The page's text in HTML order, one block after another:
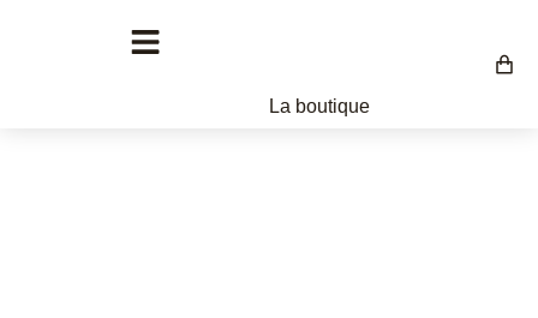
La boutique